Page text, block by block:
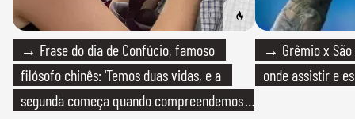
→ Frase do dia de Confúcio, famoso
filósofo chinês: 'Temos duas vidas, e a
segunda começa quando compreendemos
→ Grêmio x São
onde assistir e